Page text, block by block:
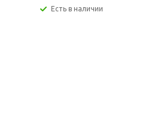
Есть в наличии